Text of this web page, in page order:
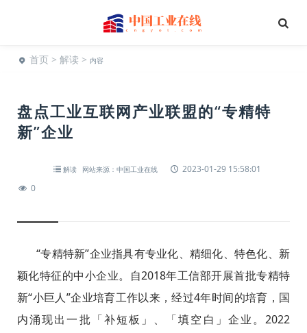
首页 > 解读 > 内容
盘点工业互联网产业联盟的“专精特
新”企业
解读 网站来源：中国工业在线
2023-01-29 15:58:01
0
“专精特新”企业指具有专业化、精细化、特色化、新
颖化特征的中小企业。自2018年工信部开展首批专精特
新“小巨人”企业培育工作以来，经过4年时间的培育，国
内涌现出一批「补短板」、「填空白」企业。2022